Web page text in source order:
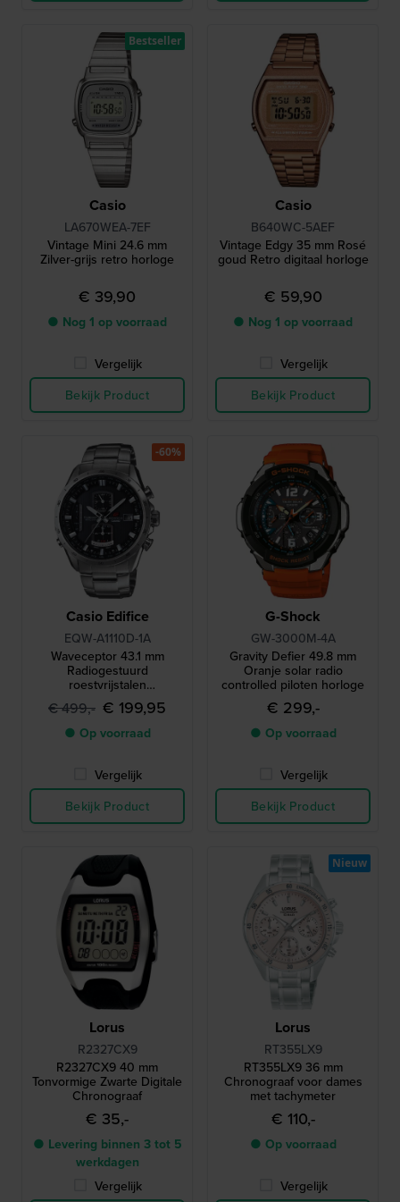
Casio
LA670WEA-7EF
Vintage Mini 24.6 mm
Zilver-grijs retro horloge
€ 39,90
● Nog 1 op voorraad
Vergelijk
Bekijk Product
Bestseller
Casio
B640WC-5AEF
Vintage Edgy 35 mm Rosé
goud Retro digitaal horloge
€ 59,90
● Nog 1 op voorraad
Vergelijk
Bekijk Product
Casio Edifice
EQW-A1110D-1A
Waveceptor 43.1 mm
Radiogestuurd
roestvrijstalen
quartzhorloge op zonne-
energie met 24-
uursindicator
€ 499,- € 199,95
● Op voorraad
Vergelijk
Bekijk Product
-60%
G-Shock
GW-3000M-4A
Gravity Defier 49.8 mm
Oranje solar radio
controlled piloten horloge
€ 299,-
● Op voorraad
Vergelijk
Bekijk Product
Lorus
R2327CX9
R2327CX9 40 mm
Tonvormige Zwarte Digitale
Chronograaf
€ 35,-
● Levering binnen 3 tot 5
werkdagen
Vergelijk
Lorus
RT355LX9
RT355LX9 36 mm
Chronograaf voor dames
met tachymeter
€ 110,-
● Op voorraad
Vergelijk
Nieuw